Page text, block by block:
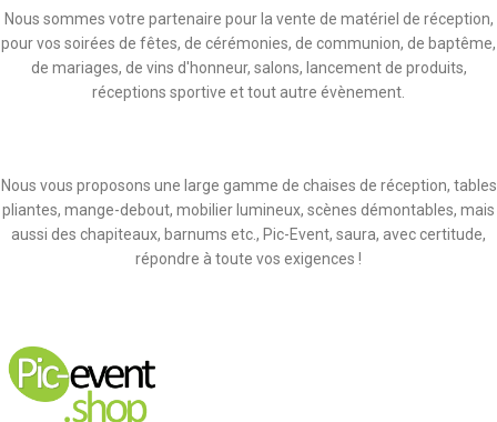
Nous sommes votre partenaire pour la vente de matériel de réception,
pour vos soirées de fêtes, de cérémonies, de communion, de baptême,
de mariages, de vins d'honneur, salons, lancement de produits,
réceptions sportive et tout autre évènement.
Nous vous proposons une large gamme de chaises de réception, tables
pliantes, mange-debout, mobilier lumineux, scènes démontables, mais
aussi des chapiteaux, barnums etc., Pic-Event, saura, avec certitude,
répondre à toute vos exigences !